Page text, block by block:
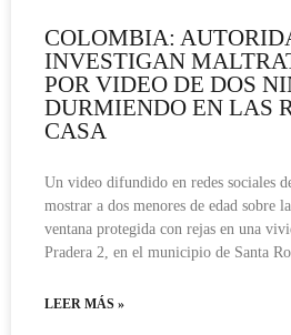
COLOMBIA:
INVESTIGAN
POR VIDEO DE DOS
DURMIENDO EN LAS
CASA
Un video difundido en redes sociales
mostrar a dos menores de edad sobre
ventana protegida con rejas en una
Pradera 2, en el municipio de Santa
LEER MÁS »